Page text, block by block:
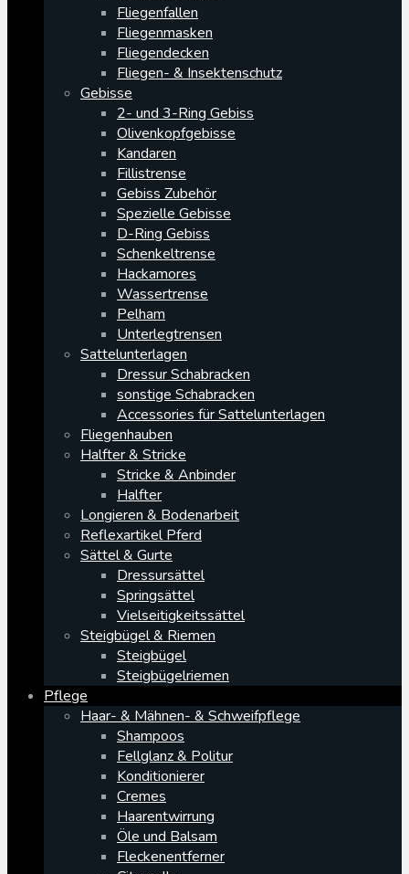
Fliegenfallen
Fliegenmasken
Fliegendecken
Fliegen- & Insektenschutz
Gebisse
2- und 3-Ring Gebiss
Olivenkopfgebisse
Kandaren
Fillistrense
Gebiss Zubehör
Spezielle Gebisse
D-Ring Gebiss
Schenkeltrense
Hackamores
Wassertrense
Pelham
Unterlegtrensen
Sattelunterlagen
Dressur Schabracken
sonstige Schabracken
Accessories für Sattelunterlagen
Fliegenhauben
Halfter & Stricke
Stricke & Anbinder
Halfter
Longieren & Bodenarbeit
Reflexartikel Pferd
Sättel & Gurte
Dressursättel
Springsättel
Vielseitigkeitssättel
Steigbügel & Riemen
Steigbügel
Steigbügelriemen
Pflege
Haar- & Mähnen- & Schweifpflege
Shampoos
Fellglanz & Politur
Konditionierer
Cremes
Haarentwirrung
Öle und Balsam
Fleckenentferner